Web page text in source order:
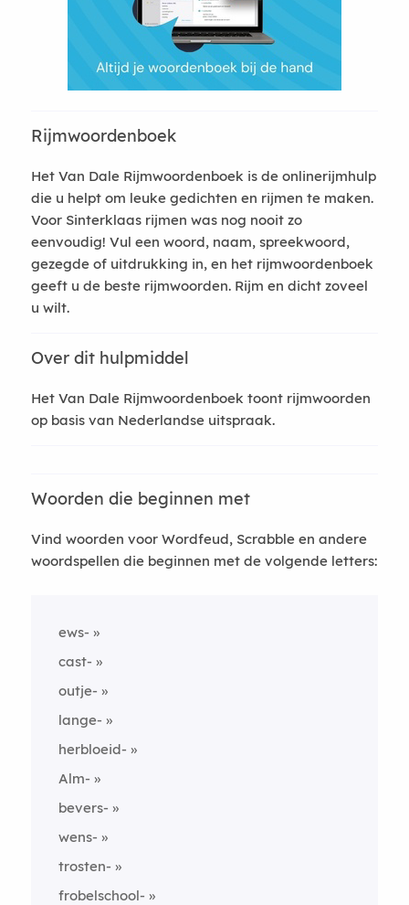
Rijmwoordenboek
Het Van Dale Rijmwoordenboek is de onlinerijmhulp
die u helpt om leuke gedichten en rijmen te maken.
Voor Sinterklaas rijmen was nog nooit zo
eenvoudig! Vul een woord, naam, spreekwoord,
gezegde of uitdrukking in, en het rijmwoordenboek
geeft u de beste rijmwoorden. Rijm en dicht zoveel
u wilt.
Over dit hulpmiddel
Het Van Dale Rijmwoordenboek toont rijmwoorden
op basis van Nederlandse uitspraak.
Woorden die beginnen met
Vind woorden voor Wordfeud, Scrabble en andere
woordspellen die beginnen met de volgende letters:
ews-
cast-
outje-
lange-
herbloeid-
Alm-
bevers-
wens-
trosten-
frobelschool-